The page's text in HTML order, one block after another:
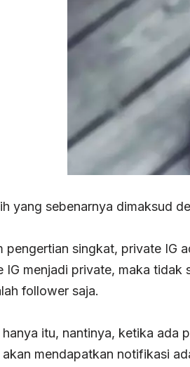
yang sebenarnya dimaksud
pengertian singkat, private IG
IG menjadi private, maka tidak
follower saja.
itu, nantinya, ketika ada
akan mendapatkan notifikasi